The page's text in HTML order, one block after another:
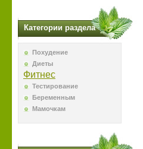
Категории раздела
Похудение
Диеты
Фитнес
Тестирование
Беременным
Мамочкам